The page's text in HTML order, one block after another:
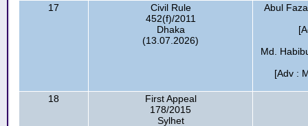
17
Civil Rule
452(f)/2011
Dhaka
(13.07.2026)
Abul
Md.
[Adv :
18
First Appeal
178/2015
Sylhet